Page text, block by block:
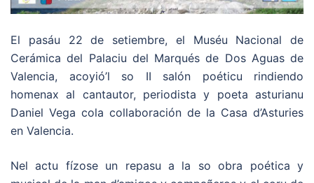
El pasáu 22 de setiembre, el Muséu Nacional de
Cerámica del Palaciu del Marqués de Dos Aguas de
Valencia, acoyió’l so II salón poéticu rindiendo
homenax al cantautor, periodista y poeta asturianu
Daniel Vega cola collaboración de la Casa d’Asturies
en Valencia.
Nel actu fízose un repasu a la so obra poética y